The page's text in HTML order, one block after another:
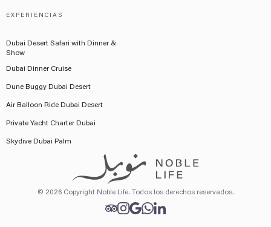
© 2026 Copyright Noble Life. Todos los derechos reservados.
EXPERIENCIAS
Dubai Desert Safari with Dinner &
Show
Dubai Dinner Cruise
Dune Buggy Dubai Desert
Air Balloon Ride Dubai Desert
Private Yacht Charter Dubai
Skydive Dubai Palm